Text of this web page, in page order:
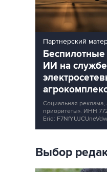
Партнерский
Беспилотные
ИИ на
Социальная
приоритеты». ИНН
Erid:
Выбор